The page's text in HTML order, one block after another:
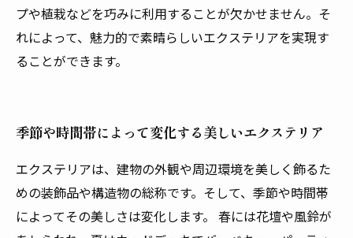
プや植栽などを巧みに利用することが欠かせません。そ
れによって、魅力的で素晴らしいエクステリアを実現す
ることができます。
季節や時間帯によって変化する美しいエクステリア
エクステリアは、建物の外観や周辺環境を美しく飾るた
めの装飾品や構造物の総称です。そして、季節や時間帯
によってその美しさは変化します。 春には花壇や風鈴が